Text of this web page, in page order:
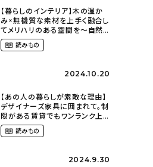
【暮らしのインテリア】木の温か
み×無機質な素材を上手く融合し
てメリハリのある空間を〜自然
に囲まれて暮らす（ki_no_ieさ
ん） 読みもの
2024.10.20
【あの人の暮らしが素敵な理由】
デザイナーズ家具に囲まれて。制
限がある賃貸でもワンランク上
のお部屋に〜狭くても好きな暮
らしのこと（_____chika708さ
読みもの
2024.9.30